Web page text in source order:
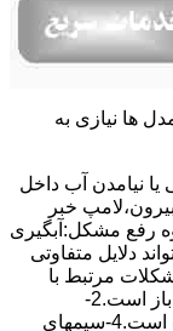
ها ﻧﯿﺎزی ﺑﻪ
یا نیامدن آب داخل
ﺧﺒﺮ
رﻓﻊ مشکل:آبگیری
دلایل متفاوتی
مرتبط با
آبگیری لباسشویی مراجعه کنید.1-درب ﻣﺎﺷﯿﻦ ﺑﺎز اﺳﺖ.2-
ﻣﯿﮑﺮوﺳﻮﺋﯿﭻ ﺧﺮاب اﺳﺖ.3-ﻫﯿﺪرواﺳﺘﺎت ﺧﺮاب اﺳﺖ.4-سیمهای